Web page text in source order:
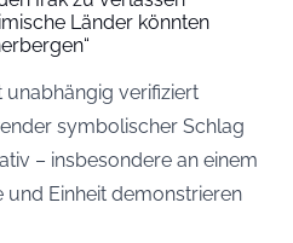
Länder könnten
unabhängig verifiziert
symbolischer Schlag
– insbesondere an einem
und Einheit demonstrieren